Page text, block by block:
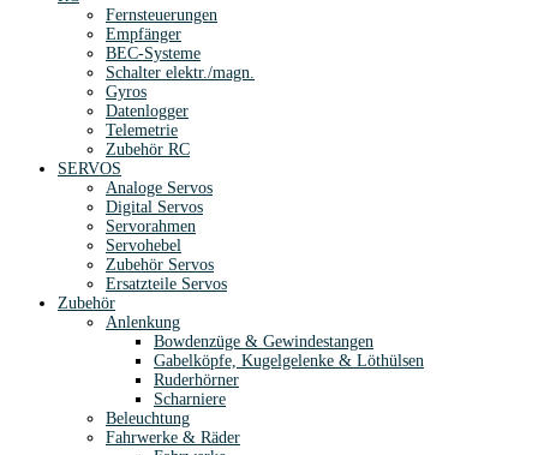
Fernsteuerungen
Empfänger
BEC-Systeme
Schalter elektr./magn.
Gyros
Datenlogger
Telemetrie
Zubehör RC
SERVOS
Analoge Servos
Digital Servos
Servorahmen
Servohebel
Zubehör Servos
Ersatzteile Servos
Zubehör
Anlenkung
Bowdenzüge & Gewindestangen
Gabelköpfe, Kugelgelenke & Löthülsen
Ruderhörner
Scharniere
Beleuchtung
Fahrwerke & Räder